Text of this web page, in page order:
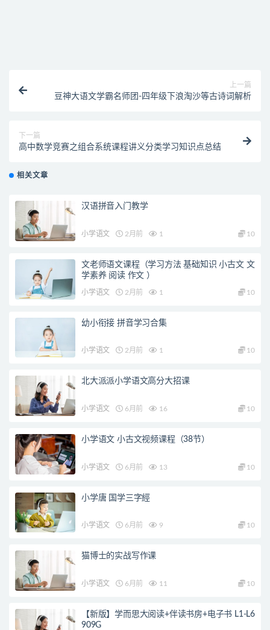
上一篇
豆神大语文学霸名师团-四年级下浪淘沙等古诗词解析
下一篇
高中数学竞赛之组合系统课程讲义分类学习知识点总结
相关文章
汉语拼音入门教学
小学语文 2月前 1 10
文老师语文课程（学习方法 基础知识 小古文 文
学素养 阅读 作文 ）
小学语文 2月前 1 10
幼小衔接 拼音学习合集
小学语文 2月前 1 10
北大派派小学语文高分大招课
小学语文 6月前 16 10
小学语文 小古文视频课程（38节）
小学语文 6月前 13 10
小学唐 国学三字經
小学语文 6月前 9 10
猫博士的实战写作课
小学语文 6月前 11 10
【新版】学而思大阅读+伴读书房+电子书 L1-L6
909G